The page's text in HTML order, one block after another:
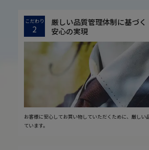
こだわり
2
厳しい品質管理体制に基づく
安心の実現
お客様に安心してお買い物していただくために、厳しい
ています。